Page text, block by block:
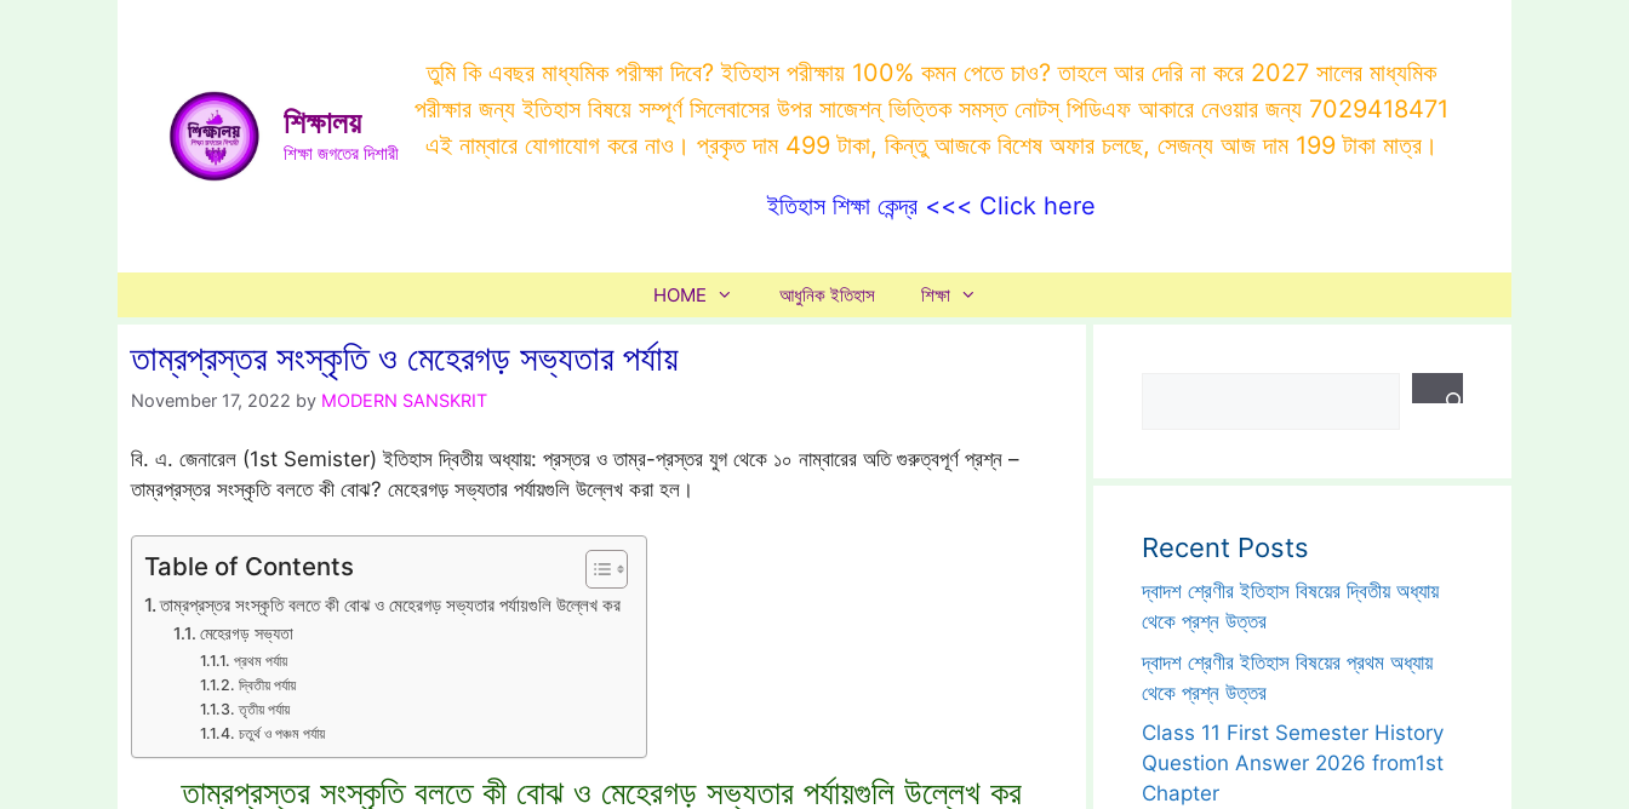
শিক্ষালয়
শিক্ষা জগতের দিশারী
তুমি কি এবছর মাধ্যমিক পরীক্ষা দিবে? ইতিহাস পরীক্ষায় 100% কমন পেতে চাও? তাহলে আর দেরি না করে 2027 সালের মাধ্যমিক
পরীক্ষার জন্য ইতিহাস বিষয়ে সম্পূর্ণ সিলেবাসের উপর সাজেশন্ ভিত্তিক সমস্ত নোটস্ পিডিএফ আকারে নেওয়ার জন্য 7029418471
এই নাম্বারে যোগাযোগ করে নাও। প্রকৃত দাম 499 টাকা, কিন্তু আজকে বিশেষ অফার চলছে, সেজন্য আজ দাম 199 টাকা মাত্র।
ইতিহাস শিক্ষা কেন্দ্র <<< Click here
HOME আধুনিক ইতিহাস শিক্ষা
তাম্রপ্রস্তর সংস্কৃতি ও মেহেরগড় সভ্যতার পর্যায়
November 17, 2022 by MODERN SANSKRIT
বি. এ. জেনারেল (1st Semister) ইতিহাস দ্বিতীয় অধ্যায়: প্রস্তর ও তাম্র-প্রস্তর যুগ থেকে ১০ নাম্বারের অতি গুরুত্বপূর্ণ প্রশ্ন –
তাম্রপ্রস্তর সংস্কৃতি বলতে কী বোঝ? মেহেরগড় সভ্যতার পর্যায়গুলি উল্লেখ করা হল।
Table of Contents
তাম্রপ্রস্তর সংস্কৃতি বলতে কী বোঝ ও মেহেরগড় সভ্যতার পর্যায়গুলি উল্লেখ কর
মেহেরগড় সভ্যতা
প্রথম পর্যায়
দ্বিতীয় পর্যায়
তৃতীয় পর্যায়
চতুর্থ ও পঞ্চম পর্যায়
তাম্রপ্রস্তর সংস্কৃতি বলতে কী বোঝ ও মেহেরগড় সভ্যতার পর্যায়গুলি উল্লেখ কর
Recent Posts
দ্বাদশ শ্রেণীর ইতিহাস বিষয়ের দ্বিতীয় অধ্যায়
থেকে প্রশ্ন উত্তর
দ্বাদশ শ্রেণীর ইতিহাস বিষয়ের প্রথম অধ্যায়
থেকে প্রশ্ন উত্তর
Class 11 First Semester History
Question Answer 2026 from1st
Chapter